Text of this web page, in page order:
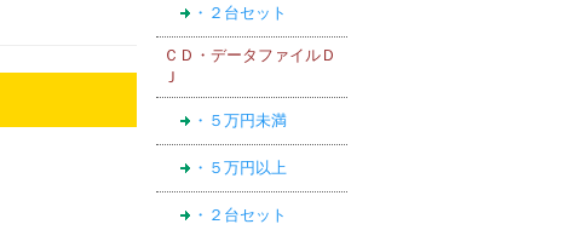
・２台セット
ＣＤ・データファイルＤ
Ｊ
・５万円未満
・５万円以上
・２台セット